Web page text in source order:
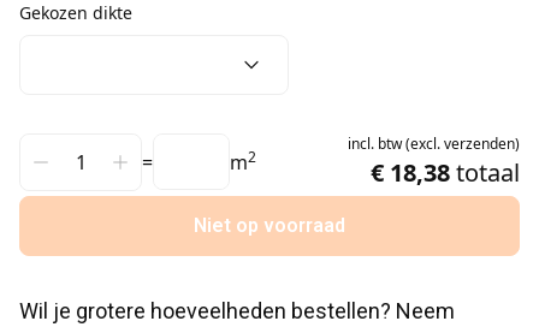
Gekozen dikte
= m2
incl. btw(excl.verzenden)
€ 18,38totaal
Niet op voorraad